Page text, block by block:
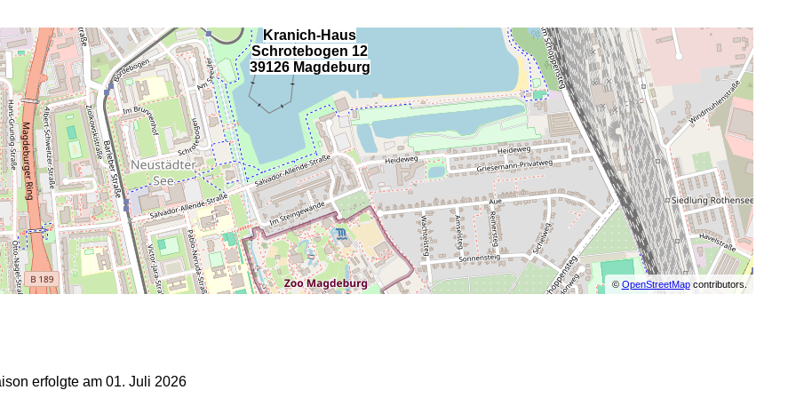
©OpenStreetMapcontributors.
Kranich-Haus
Schrotebogen 12
39126 Magdeburg
erfolgte am 01. Juli 2026